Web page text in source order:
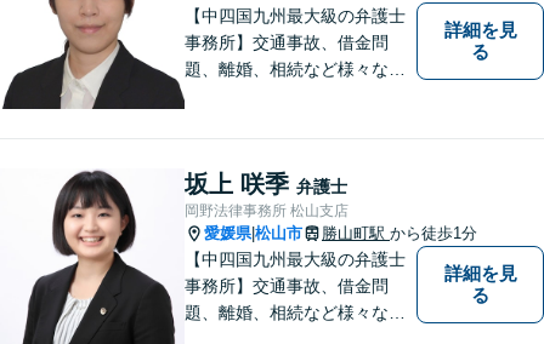
【中四国九州最大級の弁護士
事務所】交通事故、借金問
題、離婚、相続など様々な問
い！
詳細を見
る
坂上 咲季 弁護士
岡野法律事務所 松山支店
愛媛県|松山市 勝山町駅 から徒歩1分
【中四国九州最大級の弁護士
事務所】交通事故、借金問
題、離婚、相続など様々な問
詳細を見
る